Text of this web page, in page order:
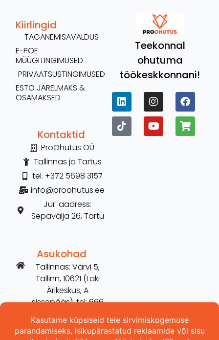
Teekonnal
ohutuma
töökeskkonnani!
Kontaktid
ProOhutus OÜ
Tallinnas ja Tartus
tel. +372 5698 3157
info@proohutus.ee
Jur. aadress:
Sepavälja 26, Tartu
Kiirlingid
TAGANEMISAVALDUS
E-POE
MÜÜGITINGIMUSED
PRIVAATSUSTINGIMUSED
ESTO JÄRELMAKS &
OSAMAKSED
Asukohad
Tallinnas: Värvi 5,
Tallinn, 10621 (Laki
Ärikeskus, A
sissepääs), tel: 666
Tartus: Võru 254,